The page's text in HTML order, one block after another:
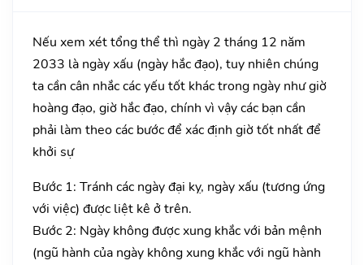
Nếu xem xét tổng thể thì ngày 2 tháng 12 năm
2033 là ngày xấu (ngày hắc đạo), tuy nhiên chúng
ta cần cân nhắc các yếu tốt khác trong ngày như giờ
hoàng đạo, giờ hắc đạo, chính vì vậy các bạn cần
phải làm theo các bước để xác định giờ tốt nhất để
khởi sự
Bước 1: Tránh các ngày đại kỵ, ngày xấu (tương ứng
với việc) được liệt kê ở trên.
Bước 2: Ngày không được xung khắc với bản mệnh
(ngũ hành của ngày không xung khắc với ngũ hành